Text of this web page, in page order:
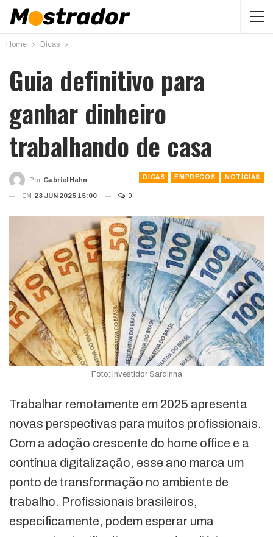
Home Dicas
Guia definitivo para
ganhar dinheiro
trabalhando de casa
DICAS EMPREGOS NOTÍCIAS
Por Gabriel Hahn
EM 23 JUN 2025 15:00 0
Foto: Investidor Sardinha
Trabalhar remotamente em 2025 apresenta
novas perspectivas para muitos profissionais.
Com a adoção crescente do home office e a
contínua digitalização, esse ano marca um
ponto de transformação no ambiente de
trabalho. Profissionais brasileiros,
especificamente, podem esperar uma